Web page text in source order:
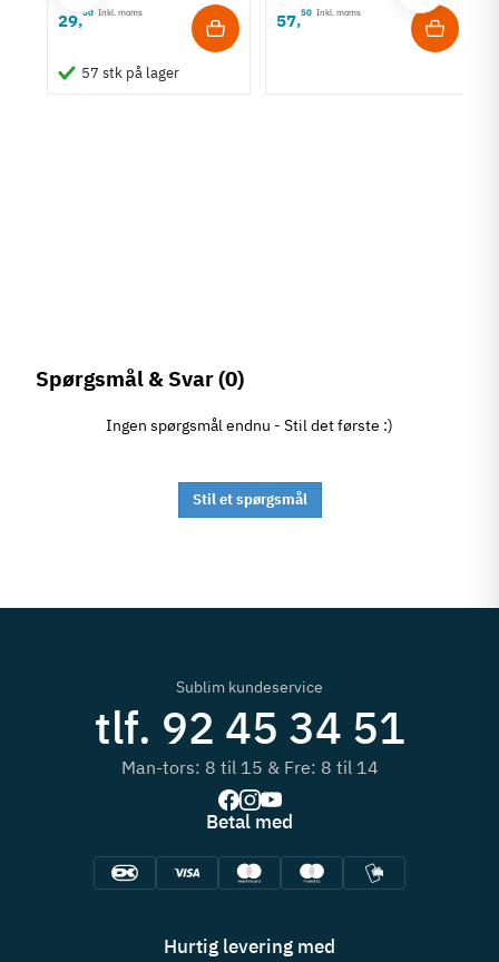
29,60 Inkl. moms
57 stk på lager
57,50 Inkl. moms
Spørgsmål & Svar(0)
Ingen spørgsmål endnu - Stil det første :)
Stil et spørgsmål
Sublim kundeservice
tlf. 92 45 34 51
Man-tors: 8 til 15 & Fre: 8 til 14
Betal med
Hurtig levering med